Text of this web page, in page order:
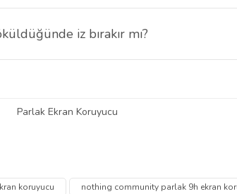
iz bırakır mı?
hizalama yapıldığında uygulaması kolaydır.
Parlak Ekran Koruyucu
Bu ürüne ilk
Ürün hakkında henüz
koruyucu nothing community parlak 9h ekran